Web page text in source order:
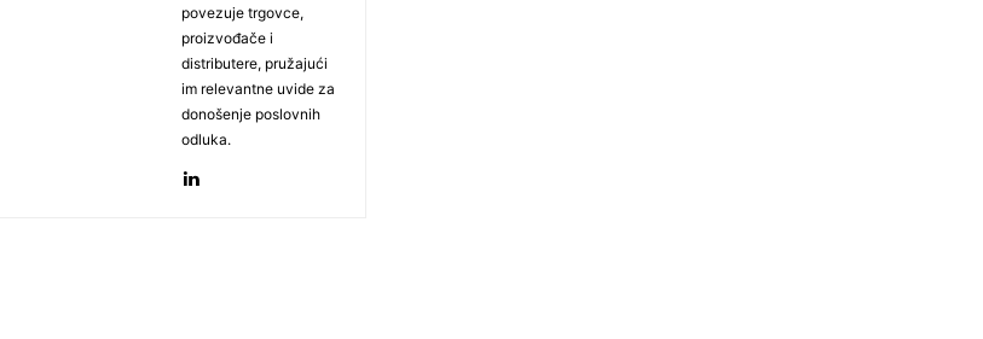
povezuje trgovce,
proizvođače i
distributere, pružajući
im relevantne uvide za
donošenje poslovnih
odluka.